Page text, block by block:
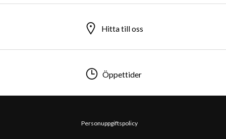
Hitta till oss
Öppettider
Personuppgiftspolicy